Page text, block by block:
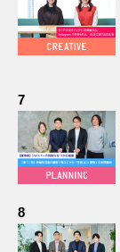
7
8